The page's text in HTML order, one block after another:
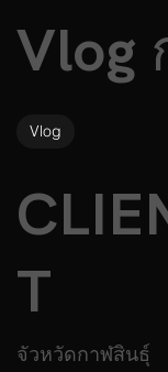
T
จัวหวัดกาฬสินธุ์
Vlog
Vlog